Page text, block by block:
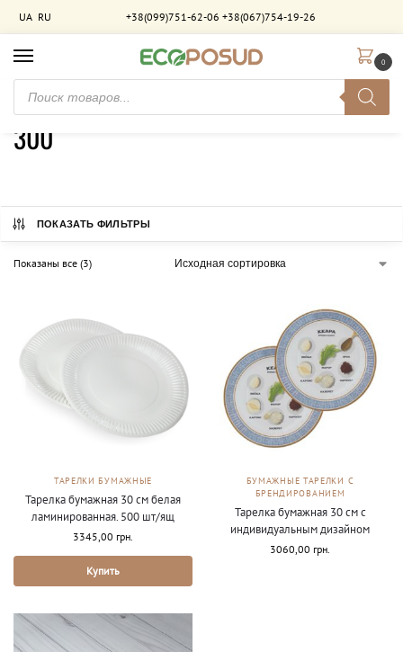
UA RU +38(099)751-62-06 +38(067)754-19-26
0
Главная / Товар Диаметр (мм)
300
ПОКАЗАТЬ ФИЛЬТРЫ
Показаны все (3)
ТАРЕЛКИ БУМАЖНЫЕ
Тарелка бумажная 30 см белая
ламинированная. 500 шт/ящ
3345,00 грн.
Купить
БУМАЖНЫЕ ТАРЕЛКИ С
БРЕНДИРОВАНИЕМ
Тарелка бумажная 30 см с
индивидуальным дизайном
3060,00 грн.